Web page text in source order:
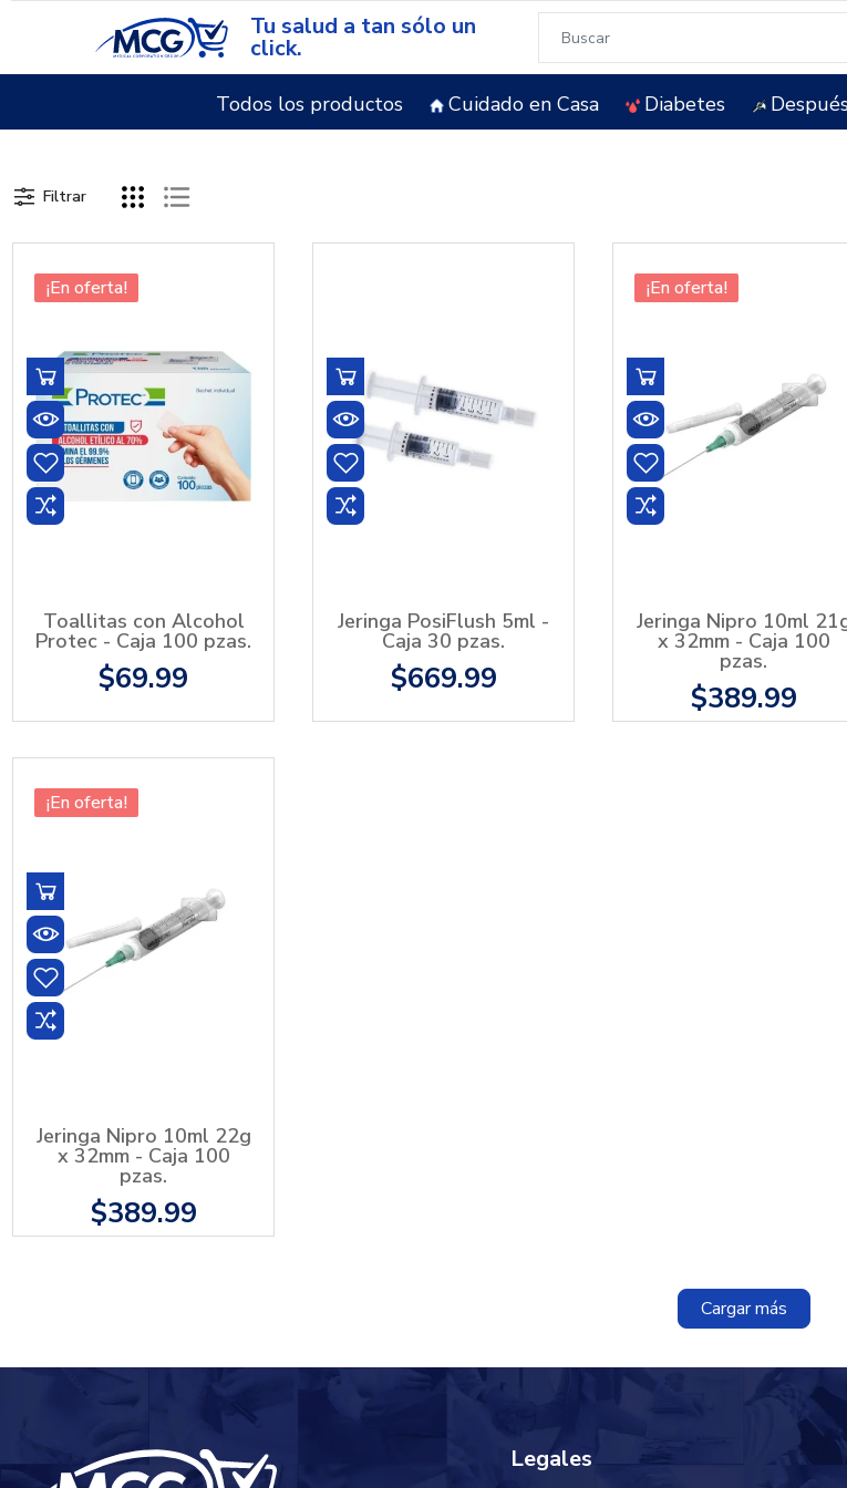
Tu salud a tan sólo un
click.
Todos los productos Cuidado en Casa Diabetes
Filtrar
¡En oferta!
Toallitas con Alcohol
Protec - Caja 100 pzas.
$69.99
Jeringa PosiFlush 5ml -
Caja 30 pzas.
$669.99
¡En oferta!
Jeringa Nipro 10ml
x 32mm - Caja 100
pzas.
$389.99
¡En oferta!
Jeringa Nipro 10ml 22g
x 32mm - Caja 100
pzas.
$389.99
Cargar más
Legales